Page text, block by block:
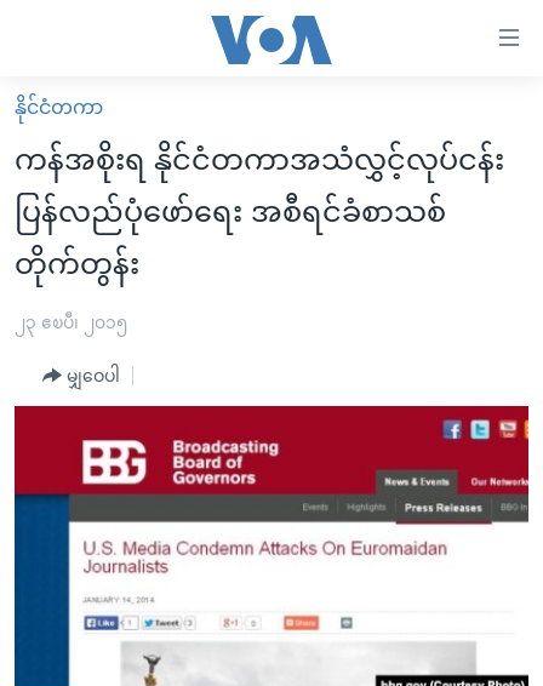
လွယ်ကူ
စေ
သည့်
Link
များ
ပင်မ
မူလစာမျက်နှာ
မြန်မာ
ကမ္ဘာ့သတင်းများ
နိုင်ငံတကာ
အစ္စရေး-ပါလက်စတိုင်း
ဗွီဒီယို
အင်္ဂလိပ်စာလေ့လာမယ်
မကြေးမုံရဲ့ အင်္ဂလိပ်စာ
ရုပ်ရှင်ထဲက အင်္ဂလိပ်စာ
သုတပဒေသာ အင်္ဂလိပ်စာ
ရေဒီယို
တီဗွီ
ရေဒီယိုနှင့်ရုပ်သံ အချက်အလက်များ
ရေဒီယို/တီဗွီအစီအစဉ်
နိုင်ငံတကာ
ကန်အစိုးရ နိုင်ငံတကာအသံလွှင့်လုပ်ငန်း
ပြန်လည်ပုံဖော်ရေး အစီရင်ခံစာသစ်
တိုက်တွန်း
၂၃ ဧၿပီ၊ ၂၀၁၅
မျှဝေပါ